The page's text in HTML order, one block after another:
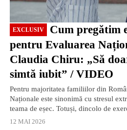
EXCLUSIV
pentru Evaluarea
Claudia Chiru: „Să
simtă iubit” / VIDEO
Pentru majoritatea familiilor din
Naționale este sinonimă cu stresul
teama de eșec. Totuși, dincolo de
12 MAI 2026